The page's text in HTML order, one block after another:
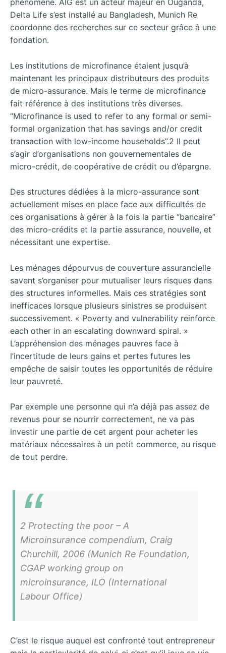
Delta Life s’est installé au Bangladesh, Munich Re
coordonne des recherches sur ce secteur grâce à une
fondation.
Les institutions de microfinance étaient jusqu’à
maintenant les principaux distributeurs des produits
de micro-assurance. Mais le terme de microfinance
fait référence à des institutions très diverses.
“Microfinance is used to refer to any formal or semi-
formal organization that has savings and/or credit
transaction with low-income households”.2 Il peut
s’agir d’organisations non gouvernementales de
micro-crédit, de coopérative de crédit ou d’épargne.
Des structures dédiées à la micro-assurance sont
actuellement mises en place face aux difficultés de
ces organisations à gérer à la fois la partie “bancaire”
des micro-crédits et la partie assurance, nouvelle, et
nécessitant une expertise.
Les ménages dépourvus de couverture assurancielle
savent s’organiser pour mutualiser leurs risques dans
des structures informelles. Mais ces stratégies sont
inefficaces lorsque plusieurs sinistres se produisent
successivement. « Poverty and vulnerability reinforce
each other in an escalating downward spiral. »
L’appréhension des ménages pauvres face à
l’incertitude de leurs gains et pertes futures les
empêche de saisir toutes les opportunités de réduire
leur pauvreté.
Par exemple une personne qui n’a déjà pas assez de
revenus pour se nourrir correctement, ne va pas
investir une partie de cet argent pour acheter les
matériaux nécessaires à un petit commerce, au risque
de tout perdre.
2 Protecting the poor – A
Microinsurance compendium, Craig
Churchill, 2006 (Munich Re Foundation,
CGAP working group on
microinsurance, ILO (International
Labour Office)
C’est le risque auquel est confronté tout entrepreneur